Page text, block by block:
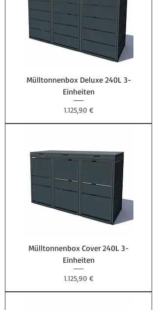
Mülltonnenbox Deluxe 240L 3-
Einheiten
Preis
1.125,90 €
Mülltonnenbox Cover 240L 3-
Einheiten
Preis
1.125,90 €